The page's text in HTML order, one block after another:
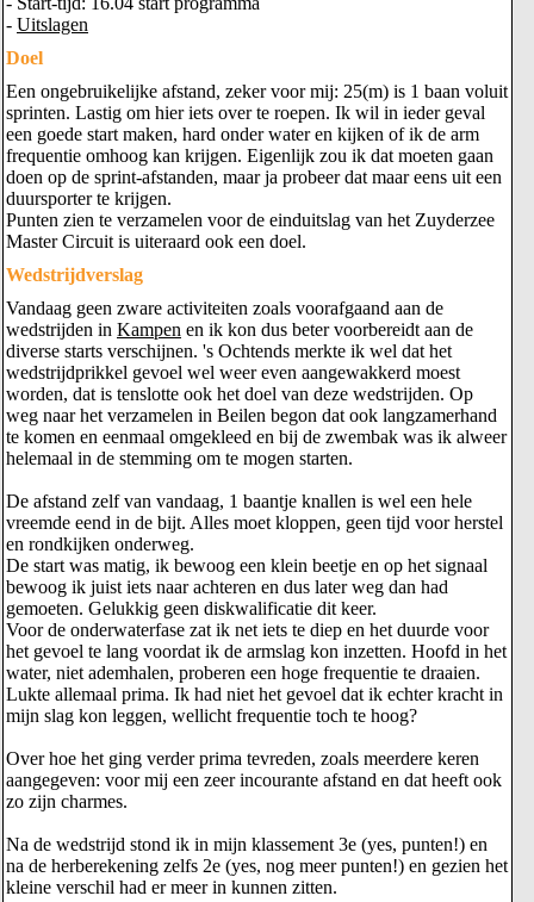
- Uitslagen
Doel
Een ongebruikelijke afstand, zeker voor mij: 25(m) is 1 baan voluit
sprinten. Lastig om hier iets over te roepen. Ik wil in ieder geval
een goede start maken, hard onder water en kijken of ik de arm
frequentie omhoog kan krijgen. Eigenlijk zou ik dat moeten gaan
doen op de sprint-afstanden, maar ja probeer dat maar eens uit een
duursporter te krijgen.
Punten zien te verzamelen voor de einduitslag van het Zuyderzee
Master Circuit is uiteraard ook een doel.
Wedstrijdverslag
Vandaag geen zware activiteiten zoals voorafgaand aan de
wedstrijden in Kampen en ik kon dus beter voorbereidt aan de
diverse starts verschijnen. 's Ochtends merkte ik wel dat het
wedstrijdprikkel gevoel wel weer even aangewakkerd moest
worden, dat is tenslotte ook het doel van deze wedstrijden. Op
weg naar het verzamelen in Beilen begon dat ook langzamerhand
te komen en eenmaal omgekleed en bij de zwembak was ik alweer
helemaal in de stemming om te mogen starten.
De afstand zelf van vandaag, 1 baantje knallen is wel een hele
vreemde eend in de bijt. Alles moet kloppen, geen tijd voor herstel
en rondkijken onderweg.
De start was matig, ik bewoog een klein beetje en op het signaal
bewoog ik juist iets naar achteren en dus later weg dan had
gemoeten. Gelukkig geen diskwalificatie dit keer.
Voor de onderwaterfase zat ik net iets te diep en het duurde voor
het gevoel te lang voordat ik de armslag kon inzetten. Hoofd in het
water, niet ademhalen, proberen een hoge frequentie te draaien.
Lukte allemaal prima. Ik had niet het gevoel dat ik echter kracht in
mijn slag kon leggen, wellicht frequentie toch te hoog?
Over hoe het ging verder prima tevreden, zoals meerdere keren
aangegeven: voor mij een zeer incourante afstand en dat heeft ook
zo zijn charmes.
Na de wedstrijd stond ik in mijn klassement 3e (yes, punten!) en
na de herberekening zelfs 2e (yes, nog meer punten!) en gezien het
kleine verschil had er meer in kunnen zitten.